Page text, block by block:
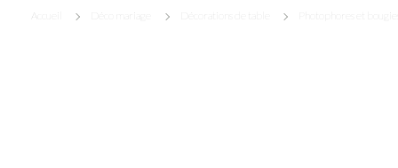
Accueil Déco mariage Décorations de table Photophores et